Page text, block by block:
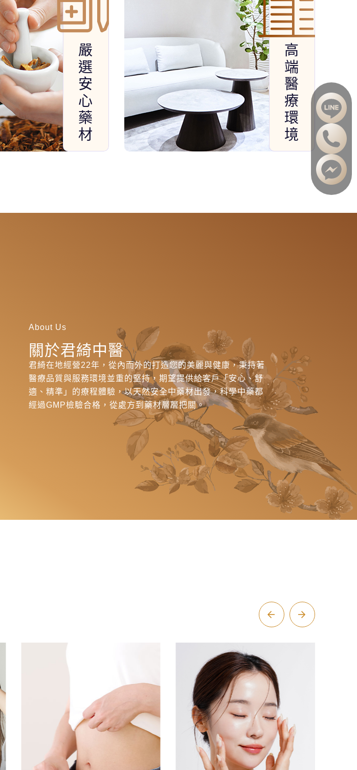
嚴
選
安
心
藥
材
高
端
醫
療
環
境
About Us
關於君綺中醫
君綺在地經營22年，從內而外的打造您的美麗與健康，秉持著
醫療品質與服務環境並重的堅持，期望提供給客戶「安心、舒
適、精準」的療程體驗，以天然安全中藥材出發，科學中藥都
經過GMP檢驗合格，從處方到藥材層層把關。